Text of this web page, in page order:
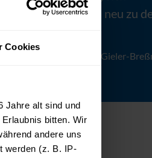
Cookies
Jahre alt sind und
bitten. Wir
andere uns
werden (z. B. IP-
entwickeln, Parken neu zu
Sachverständigenbüro Gieler-